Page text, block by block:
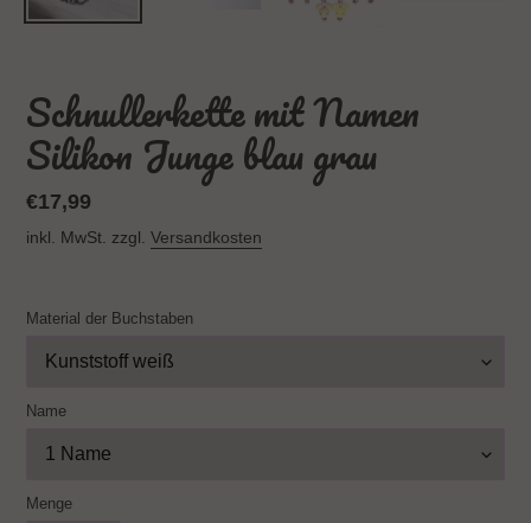
Schnullerkette mit Namen
Silikon Junge blau grau
Normaler
Preis
€17,99
inkl. MwSt. zzgl. Versandkosten
Material der Buchstaben
Name
Menge